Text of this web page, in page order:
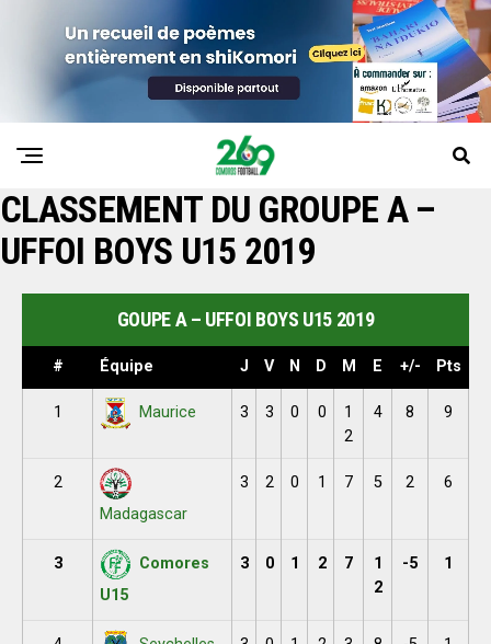
CLASSEMENT DU GROUPE A –
UFFOI BOYS U15 2019
GOUPE A – UFFOI BOYS U15 2019
# Équipe J V N D M E +/- Pts
1 Maurice 3 3 0 0
1
2
4 8 9
2
Madagascar
3 2 0 1 7 5 2 6
3
Comores
U15
3 0 1 2 7
1
2
-5 1